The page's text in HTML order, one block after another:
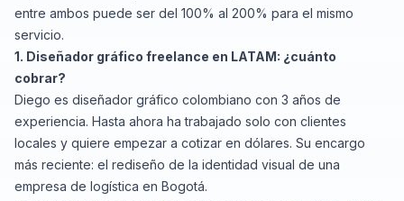
entre ambos puede ser del 100% al 200% para el mismo
servicio.
1. Diseñador gráfico freelance en LATAM: ¿cuánto
cobrar?
Diego es diseñador gráfico colombiano con 3 años de
experiencia. Hasta ahora ha trabajado solo con clientes
locales y quiere empezar a cotizar en dólares. Su encargo
más reciente: el rediseño de la identidad visual de una
empresa de logística en Bogotá.